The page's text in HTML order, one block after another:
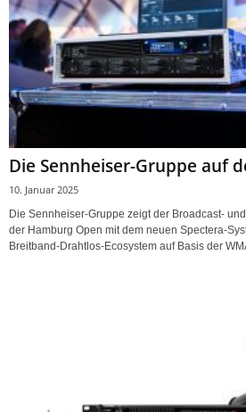
Die Sennheiser-Gruppe auf
10. Januar 2025
Die Sennheiser-Gruppe zeigt der Broadcast-
der Hamburg Open mit dem neuen Spectera-
Breitband-Drahtlos-Ecosystem auf Basis der